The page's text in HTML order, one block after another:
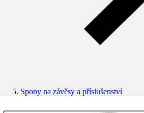
Spony na závěsy a příslušenství